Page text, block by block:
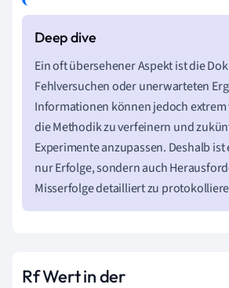
Ein oft übersehener Aspekt ist die
Fehlversuchen oder unerwarteten
Informationen können jedoch
die Methodik zu verfeinern und
Experimente anzupassen. Deshalb
nur Erfolge, sondern auch
Misserfolge detailliert zu
Rf Wert in der